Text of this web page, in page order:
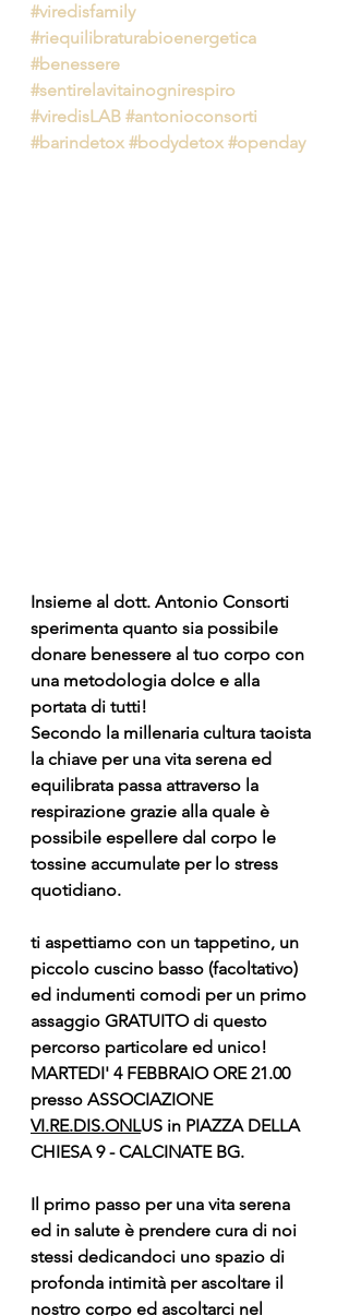
#viredisfamily
#riequilibraturabioenergetica
#benessere
#sentirelavitainognirespiro
#viredisLAB #antonioconsorti
#barindetox #bodydetox #openday
Insieme al dott. Antonio Consorti
sperimenta quanto sia possibile
donare benessere al tuo corpo con
una metodologia dolce e alla
portata di tutti!
Secondo la millenaria cultura taoista
la chiave per una vita serena ed
equilibrata passa attraverso la
respirazione grazie alla quale è
possibile espellere dal corpo le
tossine accumulate per lo stress
quotidiano.
ti aspettiamo con un tappetino, un
piccolo cuscino basso (facoltativo)
ed indumenti comodi per un primo
assaggio GRATUITO di questo
percorso particolare ed unico!
MARTEDI' 4 FEBBRAIO ORE 21.00
presso ASSOCIAZIONE
VI.RE.DIS.ONLUS in PIAZZA DELLA
CHIESA 9 - CALCINATE BG.
Il primo passo per una vita serena
ed in salute è prendere cura di noi
stessi dedicandoci uno spazio di
profonda intimità per ascoltare il
nostro corpo ed ascoltarci nel